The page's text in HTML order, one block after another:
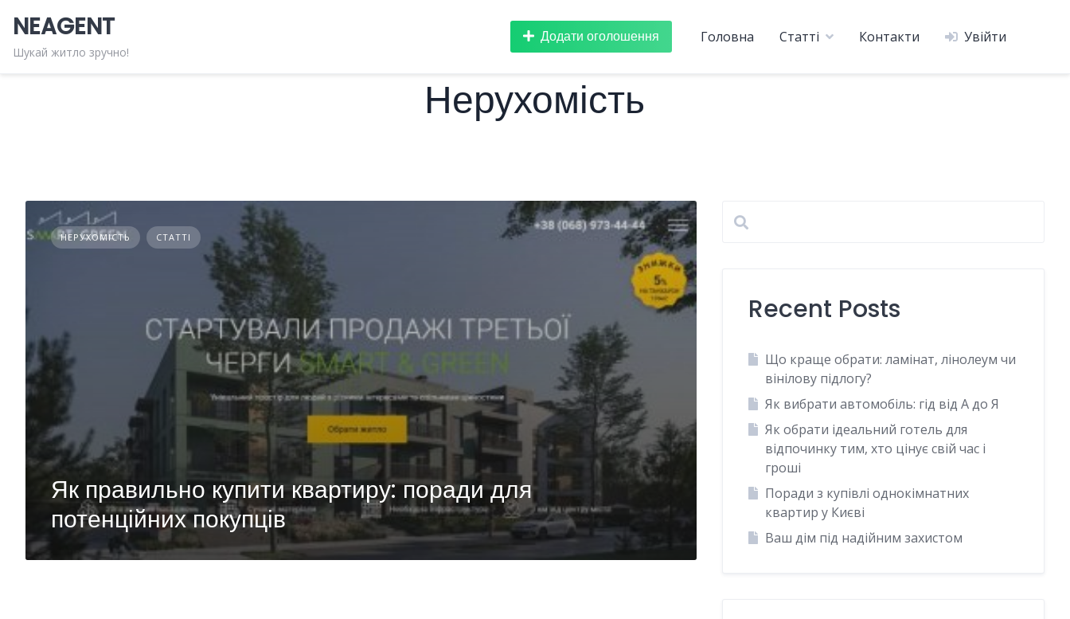
content
NEAGENT
Шукай житло зручно!
Головна Статті Контакти Увійти
Додати оголошення
Нерухомість
НЕРУХОМІСТЬ СТАТТІ
Як правильно купити квартиру: поради для
потенційних покупців
Recent Posts
Що краще обрати: ламінат, лінолеум чи
вінілову підлогу?
Як вибрати автомобіль: гід від А до Я
Як обрати ідеальний готель для
відпочинку тим, хто цінує свій час і
гроші
Поради з купівлі однокімнатних
квартир у Києві
Ваш дім під надійним захистом